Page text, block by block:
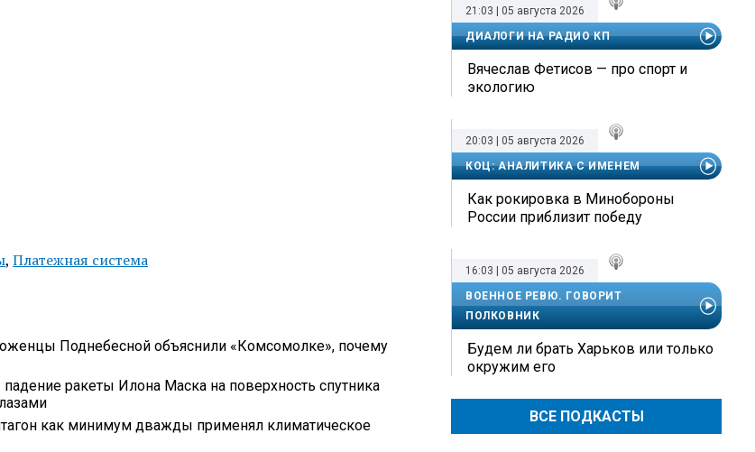
, Платежная система
Поднебесной объяснили «Комсомолке», почему
падение ракеты Илона Маска на поверхность спутника
как минимум дважды применял климатическое
21:03 | 05 августа 2026
ДИАЛОГИ НА РАДИО КП
Вячеслав Фетисов — про спорт и
экологию
20:03 | 05 августа 2026
КОЦ: АНАЛИТИКА С ИМЕНЕМ
Как рокировка в Минобороны
России приблизит победу
16:03 | 05 августа 2026
ВОЕННОЕ РЕВЮ. ГОВОРИТ
ПОЛКОВНИК
Будем ли брать Харьков или только
окружим его
ВСЕ ПОДКАСТЫ